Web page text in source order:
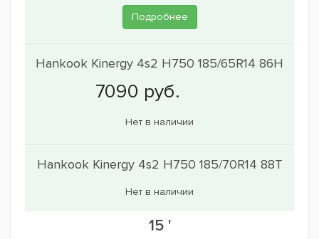
Подробнее
Hankook Kinergy 4s2 H750 185/65R14 86H
Нет в наличии
Hankook Kinergy 4s2 H750 185/70R14 88T
Нет в наличии
15 '